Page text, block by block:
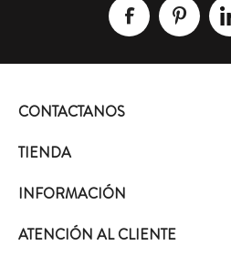
CONTACTANOS
TIENDA
INFORMACIÓN
ATENCIÓN AL CLIENTE